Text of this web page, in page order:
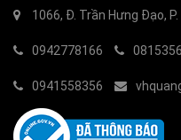
1066, Đ. Trần Hưng Đạo,
0942778166
0941558356